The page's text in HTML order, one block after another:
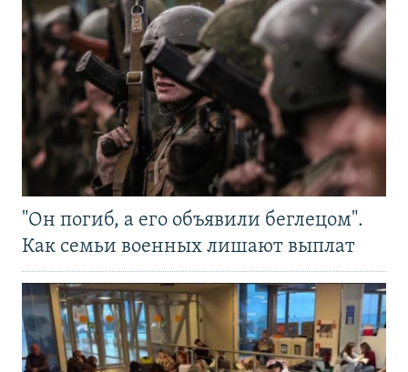
"Он погиб, а его объявили беглецом".
Как семьи военных лишают выплат